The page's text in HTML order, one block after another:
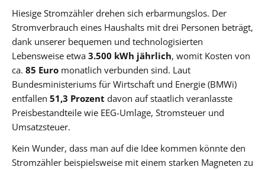
Hiesige Stromzähler drehen sich erbarmungslos. Der
Stromverbrauch eines Haushalts mit drei Personen beträgt,
dank unserer bequemen und technologisierten
Lebensweise etwa 3.500 kWh jährlich, womit Kosten von
ca. 85 Euro monatlich verbunden sind. Laut
Bundesministeriums für Wirtschaft und Energie (BMWi)
entfallen 51,3 Prozent davon auf staatlich veranlasste
Preisbestandteile wie EEG-Umlage, Stromsteuer und
Umsatzsteuer.
Kein Wunder, dass man auf die Idee kommen könnte den
Stromzähler beispielsweise mit einem starken Magneten zu